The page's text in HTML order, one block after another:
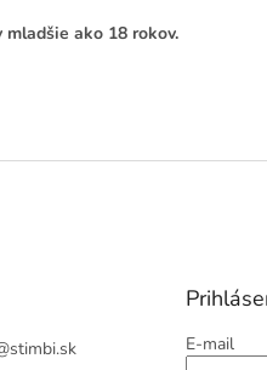
ako 18 rokov.
stimbi.sk
E-mail